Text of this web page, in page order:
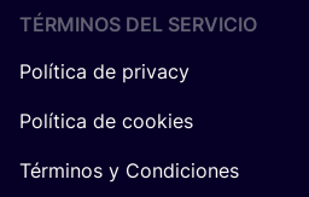
TÉRMINOS DEL SERVICIO
Política de privacy
Política de cookies
Términos y Condiciones